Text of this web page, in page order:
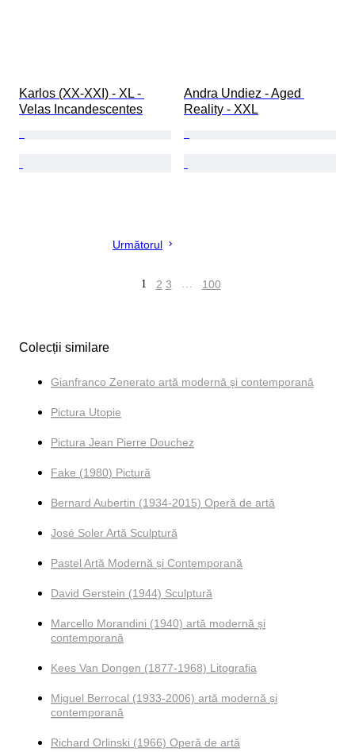
Karlos (XX-XXI) - XL -
Velas Incandescentes
Andra Undiez - Aged
Reality - XXL
Următorul
1 2 3 … 100
Colecții similare
Gianfranco Zenerato artă modernă și contemporană
Pictura Utopie
Pictura Jean Pierre Douchez
Fake (1980) Pictură
Bernard Aubertin (1934-2015) Operă de artă
José Soler Artă Sculptură
Pastel Artă Modernă și Contemporană
David Gerstein (1944) Sculptură
Marcello Morandini (1940) artă modernă și
contemporană
Kees Van Dongen (1877-1968) Litografia
Miguel Berrocal (1933-2006) artă modernă și
contemporană
Richard Orlinski (1966) Operă de artă